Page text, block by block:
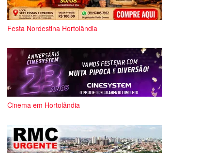
Festa Nordestina Hortolândia
Cinema em Hortolândia